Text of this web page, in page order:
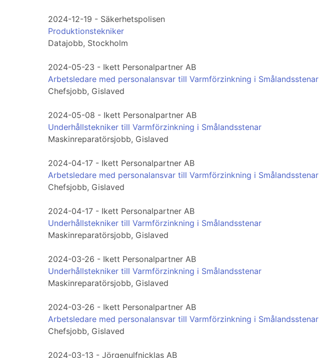
2024-12-19 - Säkerhetspolisen
Produktionstekniker
Datajobb, Stockholm
2024-05-23 - Ikett Personalpartner AB
Arbetsledare med personalansvar till Varmförzinkning i Smålandsstenar
Chefsjobb, Gislaved
2024-05-08 - Ikett Personalpartner AB
Underhållstekniker till Varmförzinkning i Smålandsstenar
Maskinreparatörsjobb, Gislaved
2024-04-17 - Ikett Personalpartner AB
Arbetsledare med personalansvar till Varmförzinkning i Smålandsstenar
Chefsjobb, Gislaved
2024-04-17 - Ikett Personalpartner AB
Underhållstekniker till Varmförzinkning i Smålandsstenar
Maskinreparatörsjobb, Gislaved
2024-03-26 - Ikett Personalpartner AB
Underhållstekniker till Varmförzinkning i Smålandsstenar
Maskinreparatörsjobb, Gislaved
2024-03-26 - Ikett Personalpartner AB
Arbetsledare med personalansvar till Varmförzinkning i Smålandsstenar
Chefsjobb, Gislaved
2024-03-13 - Jörgenulfnicklas AB